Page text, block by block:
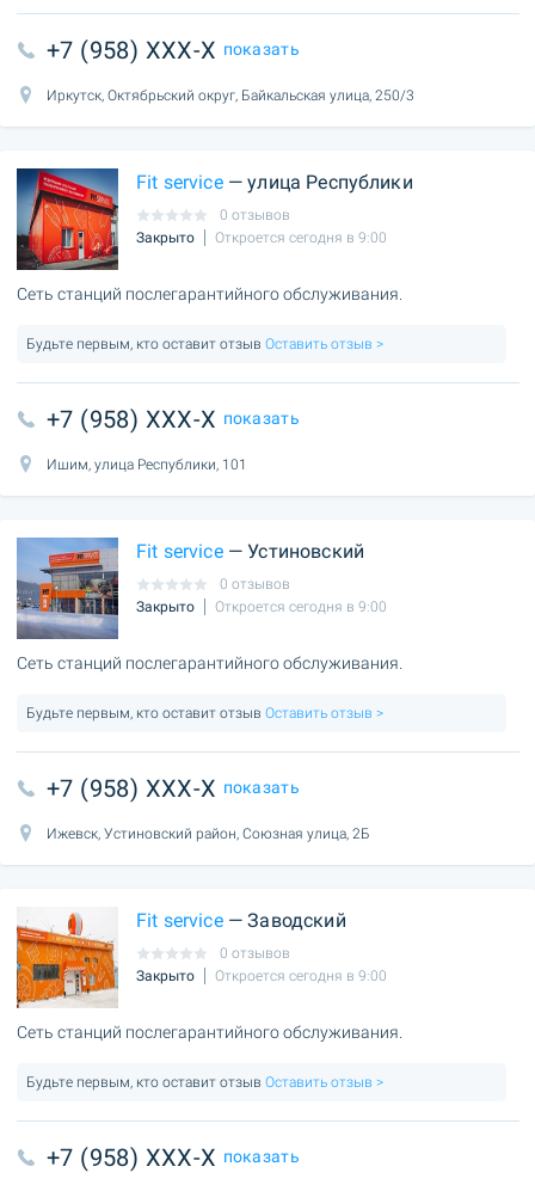
+7 (958) XXX-X показать
Иркутск, Октябрьский округ, Байкальская улица, 250/3
Fit service— улица Республики
0 отзывов
Закрыто
Откроется сегодня в 9:00
Сеть станций послегарантийного обслуживания.
Будьте первым, кто оставит отзыв Оставить отзыв >
+7 (958) XXX-X показать
Ишим, улица Республики, 101
Fit service— Устиновский
0 отзывов
Закрыто
Откроется сегодня в 9:00
Сеть станций послегарантийного обслуживания.
Будьте первым, кто оставит отзыв Оставить отзыв >
+7 (958) XXX-X показать
Ижевск, Устиновский район, Союзная улица, 2Б
Fit service— Заводский
0 отзывов
Закрыто
Откроется сегодня в 9:00
Сеть станций послегарантийного обслуживания.
Будьте первым, кто оставит отзыв Оставить отзыв >
+7 (958) XXX-X показать